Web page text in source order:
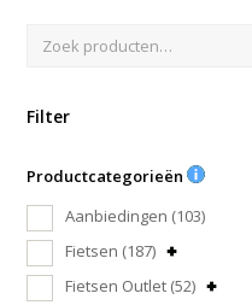
Filter
Productcategorieën
Aanbiedingen (103)
Fietsen (187)
Fietsen Outlet (52)